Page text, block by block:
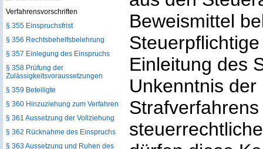
Beweismittel
Einleitung des
Unkenntnis
Verfahrensvorschriften
§ 355 Einspruchsfrist
§ 356 Rechtsbehelfsbelehrung
§ 357 Einlegung des Einspruchs
§ 358 Prüfung der
Zulässigkeitsvoraussetzungen
§ 359 Beteiligte
§ 360 Hinzuziehung zum Verfahren
§ 361 Aussetzung der Vollziehung
§ 362 Rücknahme des Einspruchs
§ 363 Aussetzung und Ruhen des